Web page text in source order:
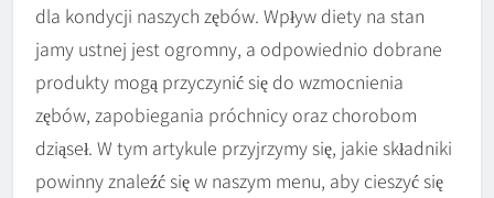
dla kondycji naszych zębów. Wpływ diety na stan
jamy ustnej jest ogromny, a odpowiednio dobrane
produkty mogą przyczynić się do wzmocnienia
zębów, zapobiegania próchnicy oraz chorobom
dziąseł. W tym artykule przyjrzymy się, jakie składniki
powinny znaleźć się w naszym menu, aby cieszyć się